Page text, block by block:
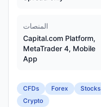
المنصات
Capital.com Platform,
MetaTrader 4, Mobile
App
CFDs Forex Stocks
Crypto